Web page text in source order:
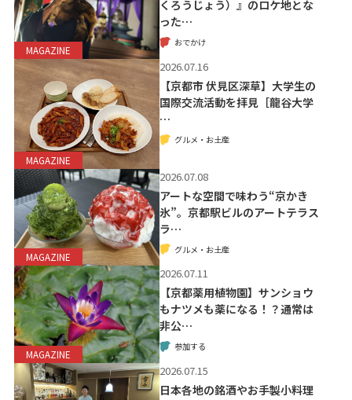
MAGAZINE
くろうじょう）』のロケ地とな
った…
おでかけ
MAGAZINE
2026.07.16
【京都市 伏見区深草】大学生の
国際交流活動を拝見［龍谷大学
…
グルメ・お土産
MAGAZINE
2026.07.08
アートな空間で味わう“京かき
氷”。京都駅ビルのアートテラス
ラ…
グルメ・お土産
MAGAZINE
2026.07.11
【京都薬用植物園】サンショウ
もナツメも薬になる！？通常は
非公…
参加する
2026.07.15
日本各地の銘酒やお手製小料理